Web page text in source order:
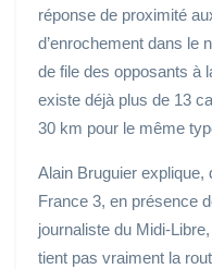
réponse de proximité
d’enrochement dans le
de file des opposants à
existe déjà plus de 13
30 km pour le même
Alain Bruguier
France 3, en présence
journaliste du Midi-
tient pas vraiment la